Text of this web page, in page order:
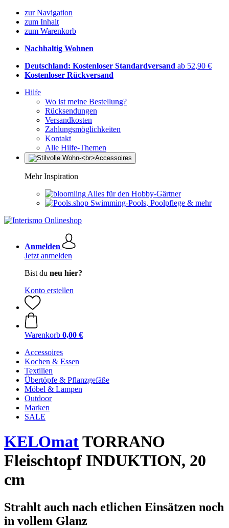
zur Navigation
zum Inhalt
zum Warenkorb
Nachhaltig Wohnen
Deutschland: Kostenloser Standardversand ab 52,90 €
Kostenloser Rückversand
Hilfe
Wo ist meine Bestellung?
Rücksendungen
Versandkosten
Zahlungsmöglichkeiten
Kontakt
Alle Hilfe-Themen
Mehr Inspiration
Alles für den Hobby-Gärtner
Swimming-Pools, Poolpflege & mehr
Anmelden
Jetzt anmelden
Bist du neu hier?
Konto erstellen
Warenkorb 0,00 €
Accessoires
Kochen & Essen
Textilien
Übertöpfe & Pflanzgefäße
Möbel & Lampen
Outdoor
Marken
SALE
KELOmatTORRANO
Fleischtopf INDUKTION, 20
cm
Strahlt auch nach etlichen Einsätzen noch
in vollem Glanz